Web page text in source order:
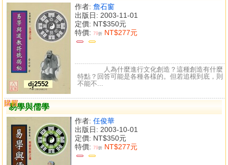
dj2552
作者: 詹石窗
出版日: 2003-11-01
定價: NT$350元
特價: 79折 NT$277元
人為什麼進行文化創造？這種創造有什麼
特點？回答可能是各種各樣的。但若追根到底，則
不能不...
易學與儒學
作者: 任俊華
出版日: 2003-10-01
定價: NT$350元
特價: 79折 NT$277元
購買
比較